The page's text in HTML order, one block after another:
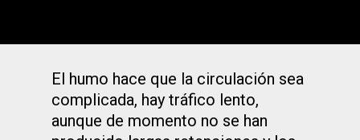
El humo hace que la circulación sea
complicada, hay tráfico lento,
aunque de momento no se han